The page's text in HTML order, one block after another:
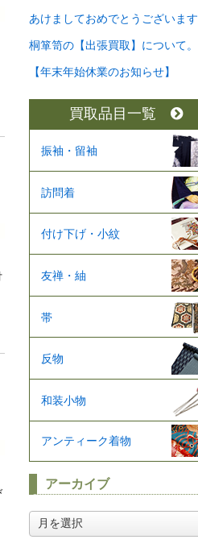
あけましておめでとうございます
桐箪笥の【出張買取】について。
【年末年始休業のお知らせ】
買取品目一覧
振袖・留袖
訪問着
付け下げ・小紋
友禅・紬
帯
反物
和装小物
アンティーク着物
アーカイブ
ー